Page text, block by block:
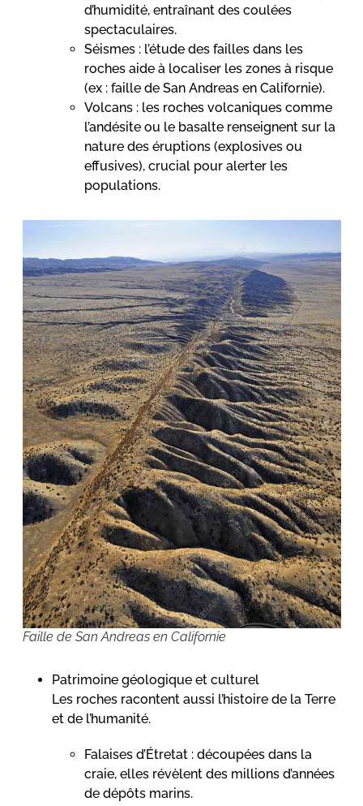
d’humidité, entraînant des coulées
spectaculaires.
Séismes : l’étude des failles dans les
roches aide à localiser les zones à risque
(ex : faille de San Andreas en Californie).
Volcans : les roches volcaniques comme
l’andésite ou le basalte renseignent sur la
nature des éruptions (explosives ou
effusives), crucial pour alerter les
populations.
Faille de San Andreas en Californie
Patrimoine géologique et culturel
Les roches racontent aussi l’histoire de la Terre
et de l’humanité.
Falaises d’Étretat : découpées dans la
craie, elles révèlent des millions d’années
de dépôts marins.